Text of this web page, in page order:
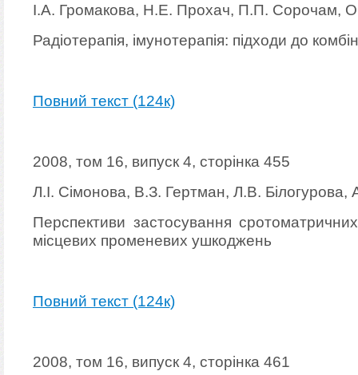
І.А. Громакова, Н.Е. Прохач, П.П. Сорочам,
Радіотерапія, імунотерапія: підходи до
Повний текст (124к)
2008, том 16, випуск 4, сторінка 455
Л.І. Сімонова, В.З. Гертман, Л.В. Білогурова,
Перспективи застосування
місцевих променевих ушкоджень
Повний текст (124к)
2008, том 16, випуск 4, сторінка 461